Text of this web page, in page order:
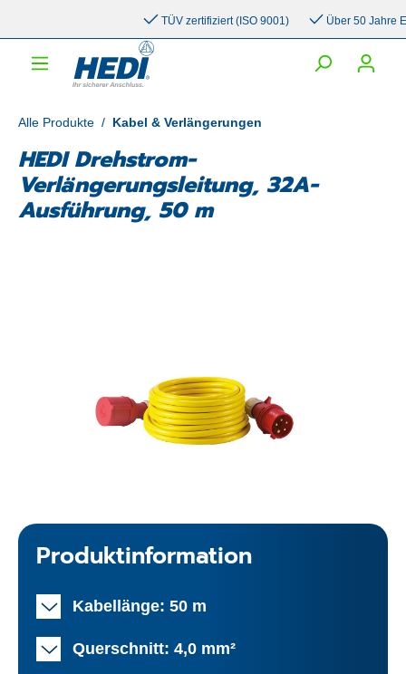
TÜV zertifiziert (ISO 9001) Über 50 Jahre
Alle Produkte / Kabel & Verlängerungen
HEDI Drehstrom-
Verlängerungsleitung, 32A-
Ausführung, 50 m
Produktinformation
Kabellänge: 50 m
Querschnitt: 4,0 mm²